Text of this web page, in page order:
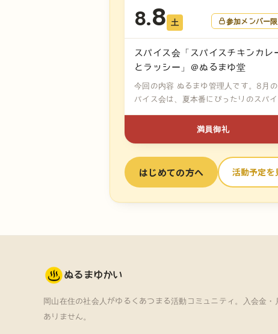
8.8 土 参加メンバー
スパイス会「スパイスチキンカレ
とラッシー」＠ぬるまゆ堂
今回の内容 ぬるまゆ管理人です。8月の
パイス会は、夏本番にぴったりのスパイ
満員御礼
はじめての方へ 活動予定を
ぬるまゆかい
岡山在住の社会人がゆるくあつまる活動コミュニティ。
入会金・
ありません。